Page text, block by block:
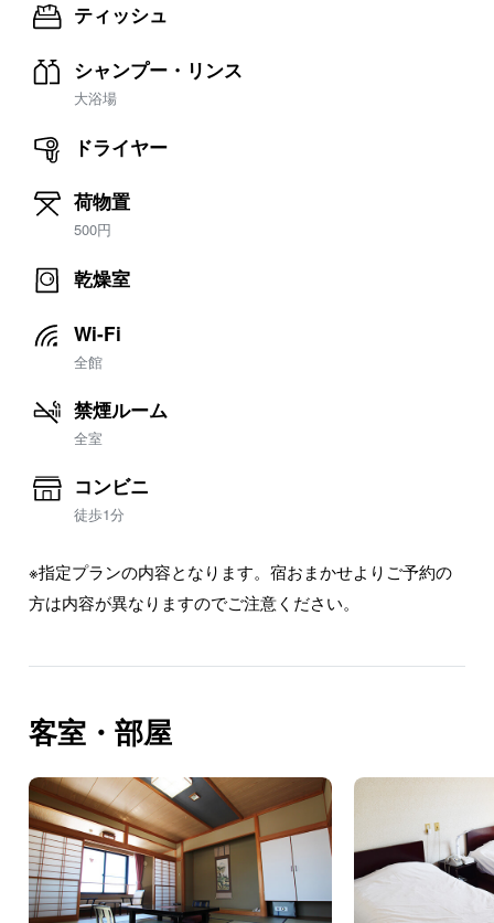
ティッシュ
シャンプー・リンス
大浴場
ドライヤー
荷物置
500円
乾燥室
Wi-Fi
全館
禁煙ルーム
全室
コンビニ
徒歩1分
※指定プランの内容となります。宿おまかせよりご予約の
方は内容が異なりますのでご注意ください。
客室・部屋